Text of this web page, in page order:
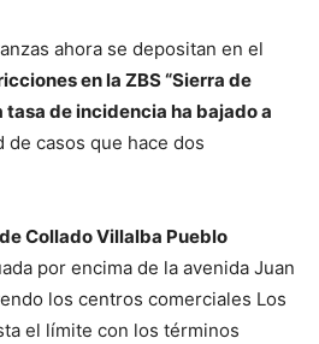
ahora se depositan en el
en la ZBS “Sierra de
tasa de incidencia ha bajado a
de casos que hace dos
Collado Villalba Pueblo
por encima de la avenida Juan
los centros comerciales Los
el límite con los términos